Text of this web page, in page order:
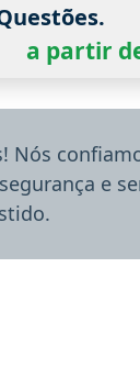
a partir
Nós
e